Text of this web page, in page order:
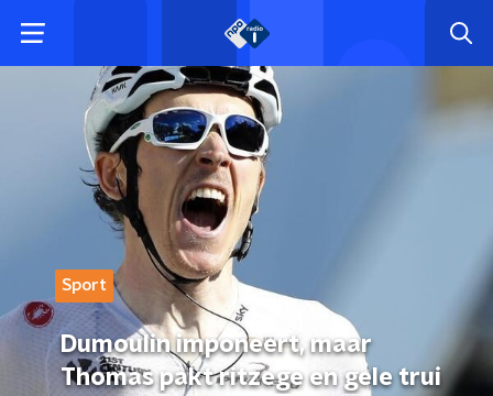
Sport
Dumoulin imponeert, maar
Thomas pakt ritzege en gele trui